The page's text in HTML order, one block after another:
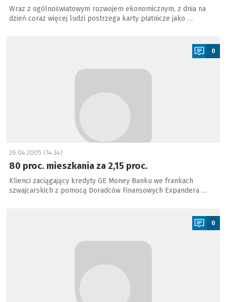
Wraz z ogólnoświatowym rozwojem ekonomicznym, z dnia na
dzień coraz więcej ludzi postrzega karty płatnicze jako …
0
26.04.2005 (14:34)
80 proc. mieszkania za 2,15 proc.
Klienci zaciągający kredyty GE Money Banku we frankach
szwajcarskich z pomocą Doradców Finansowych Expandera …
0